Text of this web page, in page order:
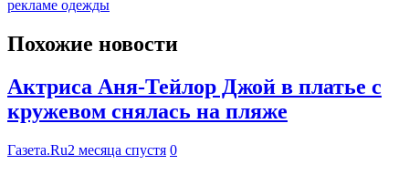
рекламе одежды
Похожие новости
Актриса Аня-Тейлор Джой в платье с
кружевом снялась на пляже
Газета.Ru2 месяца спустя 0